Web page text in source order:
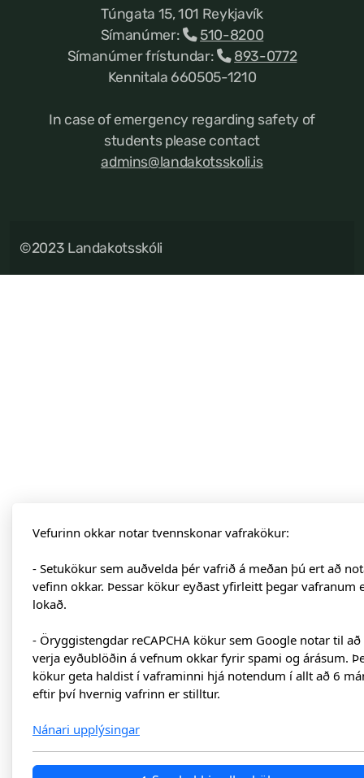
Túngata 15, 101 Reykjavík
Símanúmer:
510-8200
Símanúmer frístundar:
893-0772
Kennitala 660505-1210
In case of emergency regarding safety of
students please contact
admins@landakotsskoli.is
©2023 Landakotsskóli
Vefurinn okkar notar tvennskonar vafrakökur:
- Setukökur sem auðvelda þér vafrið á meðan þú ert að
vefinn okkar. Þessar kökur eyðast yfirleitt þegar vafranum
lokað.
- Öryggistengdar reCAPCHA kökur sem Google notar til að
verja eyðublöðin á vefnum okkar fyrir spami og árásum.
kökur geta haldist í vaframinni hjá notendum í allt að 6
eftir því hvernig vafrinn er stilltur.
Nánari upplýsingar